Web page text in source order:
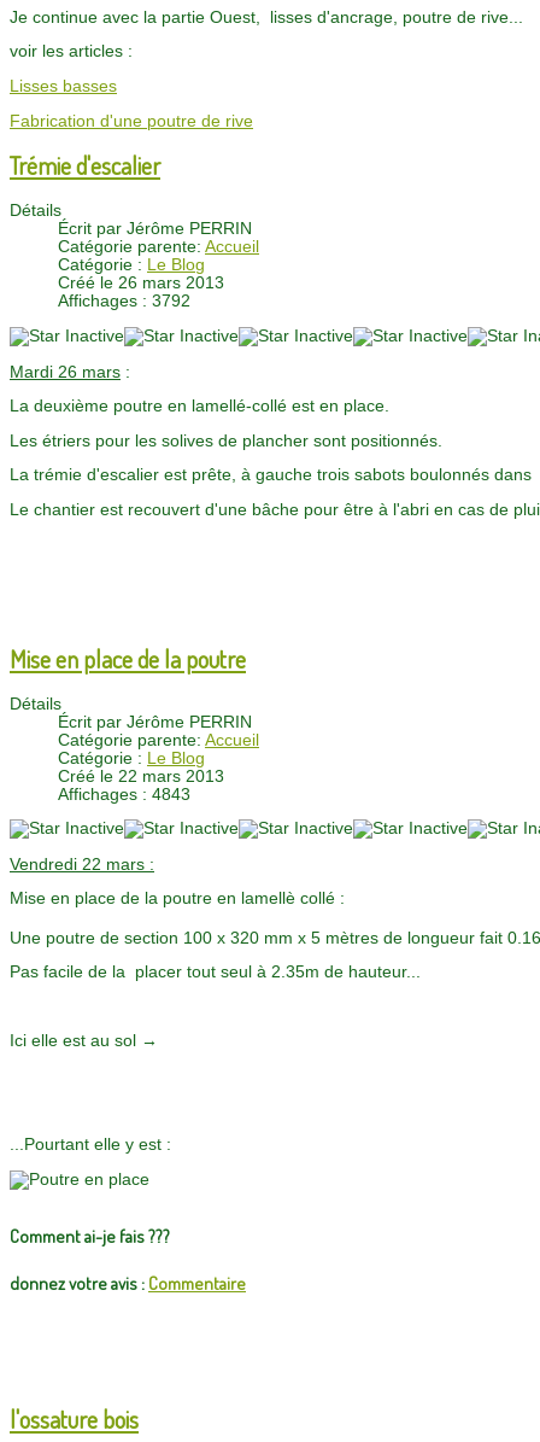
Je continue avec la partie Ouest, lisses d'ancrage, poutre de rive...
voir les articles :
Lisses basses
Fabrication d'une poutre de rive
Trémie d'escalier
Détails
Écrit par Jérôme PERRIN
Catégorie parente: Accueil
Catégorie : Le Blog
Créé le 26 mars 2013
Affichages : 3792
Mardi 26 mars :
La deuxième poutre en lamellé-collé est en place.
Les étriers pour les solives de plancher sont positionnés.
La trémie d'escalier est prête, à gauche trois sabots boulonnés
Le chantier est recouvert d'une bâche pour être à l'abri en cas de
Mise en place de la poutre
Détails
Écrit par Jérôme PERRIN
Catégorie parente: Accueil
Catégorie : Le Blog
Créé le 22 mars 2013
Affichages : 4843
Vendredi 22 mars :
Mise en place de la poutre en lamellè collé :
Une poutre de section 100 x 320 mm x 5 mètres de longueur fait
Pas facile de la placer tout seul à 2.35m de hauteur...
Ici elle est au sol →
...Pourtant elle y est :
Comment ai-je fais ???
donnez votre avis : Commentaire
l'ossature bois